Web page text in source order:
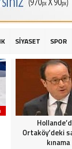
silahlı
ilişkin açıklama
SİYASET SPOR
Ortaköy’deki
kınama